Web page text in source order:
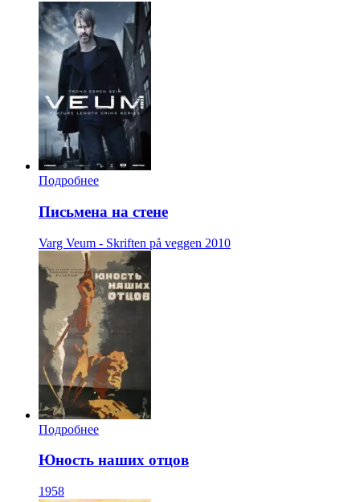
Подробнее
Письмена на стене
Varg Veum - Skriften på veggen 2010
Подробнее
Юность наших отцов
1958